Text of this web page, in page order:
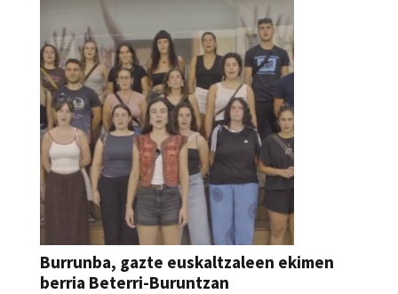
Burrunba, gazte euskaltzaleen ekimen
berria Beterri-Buruntzan